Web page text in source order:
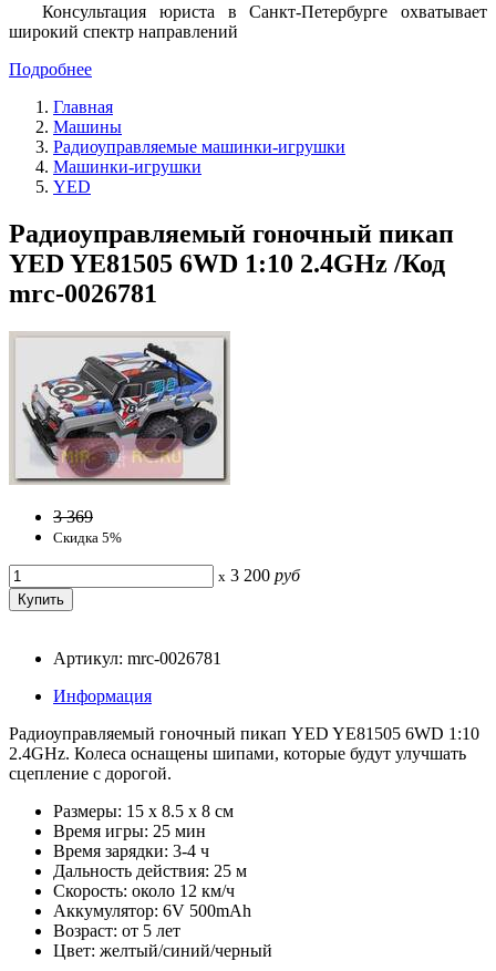
Консультация юриста в Санкт-Петербурге охватывает
широкий спектр направлений
Подробнее
Главная
Машины
Радиоуправляемые машинки-игрушки
Машинки-игрушки
YED
Радиоуправляемый гоночный пикап
YED YE81505 6WD 1:10 2.4GHz /Код
mrc-0026781
3 369
Скидка 5%
x 3 200 руб
Артикул: mrc-0026781
Информация
Радиоуправляемый гоночный пикап YED YE81505 6WD 1:10
2.4GHz. Колеса оснащены шипами, которые будут улучшать
сцепление с дорогой.
Размеры: 15 х 8.5 х 8 см
Время игры: 25 мин
Время зарядки: 3-4 ч
Дальность действия: 25 м
Скорость: около 12 км/ч
Аккумулятор: 6V 500mAh
Возраст: от 5 лет
Цвет: желтый/синий/черный